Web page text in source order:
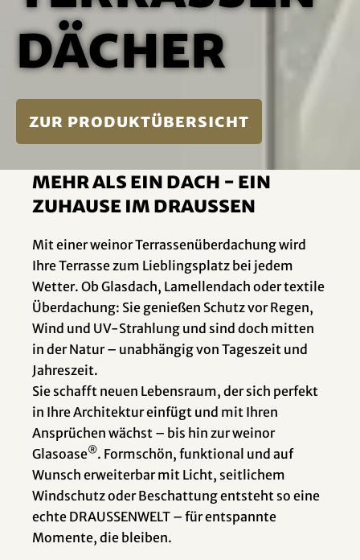
dächer
zur Produktübersicht
Mehr als ein Dach - ein
Zuhause im Draussen
Mit einer weinor Terrassenüberdachung wird
Ihre Terrasse zum Lieblingsplatz bei jedem
Wetter. Ob Glasdach, Lamellendach oder textile
Überdachung: Sie genießen Schutz vor Regen,
Wind und UV-Strahlung und sind doch mitten
in der Natur – unabhängig von Tageszeit und
Jahreszeit.
Sie schafft neuen Lebensraum, der sich perfekt
in Ihre Architektur einfügt und mit Ihren
Ansprüchen wächst – bis hin zur weinor
Glasoase®. Formschön, funktional und auf
Wunsch erweiterbar mit Licht, seitlichem
Windschutz oder Beschattung entsteht so eine
echte DRAUSSENWELT – für entspannte
Momente, die bleiben.